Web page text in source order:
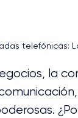
telefónicas:
la